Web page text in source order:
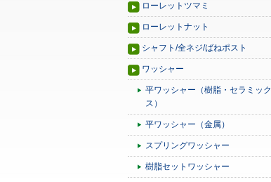
ローレットツマミ
ローレットナット
シャフト/全ネジ/ばねポスト
ワッシャー
平ワッシャー（樹脂・セラミック
ス）
平ワッシャー（金属）
スプリングワッシャー
樹脂セットワッシャー